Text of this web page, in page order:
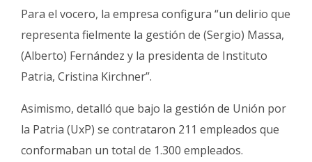
Para el vocero, la empresa configura “un delirio que
representa fielmente la gestión de (Sergio) Massa,
(Alberto) Fernández y la presidenta de Instituto
Patria, Cristina Kirchner”.
Asimismo, detalló que bajo la gestión de Unión por
la Patria (UxP) se contrataron 211 empleados que
conformaban un total de 1.300 empleados.